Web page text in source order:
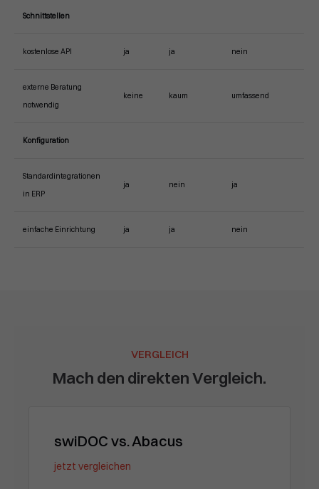
Schnittstellen
kostenlose API ja ja nein
externe Beratung
notwendig
keine kaum umfassend
Konfiguration
Standardintegrationen
in ERP
ja nein ja
einfache Einrichtung ja ja nein
VERGLEICH
Mach den direkten Vergleich.
swiDOC vs. Abacus
jetzt vergleichen